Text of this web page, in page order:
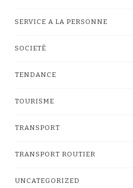
SERVICE A LA PERSONNE
SOCIETÉ
TENDANCE
TOURISME
TRANSPORT
TRANSPORT ROUTIER
UNCATEGORIZED